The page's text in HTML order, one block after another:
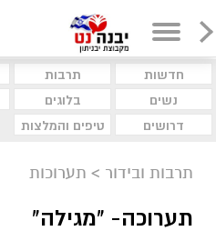
חדשות תרבות
נשים
בלוגים
דרושים
טיפים והמלצות
תרבות ובידור > תערוכות
תערוכה- "מגילה"